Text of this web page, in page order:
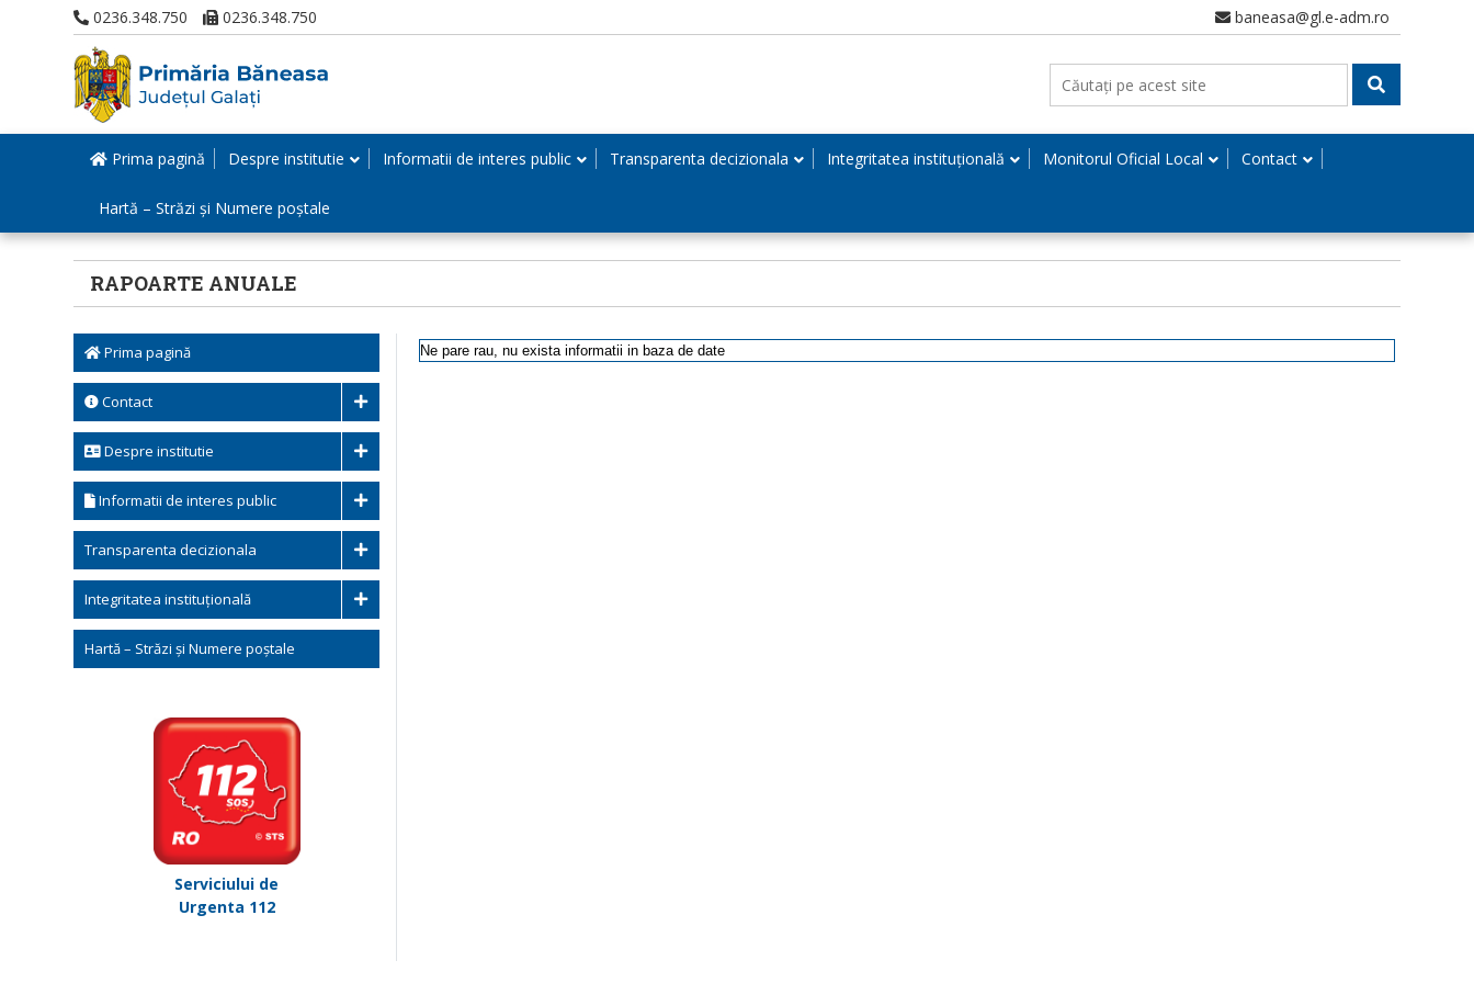
0236.348.750 0236.348.750 baneasa@gl.e-adm.ro
Prima pagină Despre institutie Informatii de interes public Transparenta decizionala Integritatea instituțională Monitorul Oficial Local Contact
Hartă – Străzi și Numere poștale
RAPOARTE ANUALE
Prima pagină
Contact
Despre institutie
Informatii de interes public
Transparenta decizionala
Integritatea instituțională
Hartă – Străzi și Numere poștale
Serviciului de
Urgenta 112
Ne pare rau, nu exista informatii in baza de date